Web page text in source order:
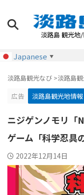
淡路島 観光
Japanese ▼
淡路島観光なび >淡路島
広告
淡路島観光地情報
ニジゲンノモリ「
ゲーム「科学忍具
2022年12月14日